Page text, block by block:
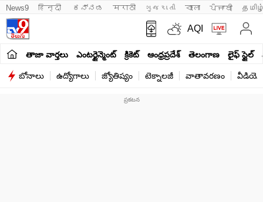
News9 हिन्दी ಕನ್ನಡ मराठी ગુજરાતી বাংলা ਪੰਜਾਬੀ
AQI
తాజా వార్తలు ఎంటర్టైన్మెంట్ క్రికెట్ ఆంధ్రప్రదేశ్ తెలంగాణ లైఫ్ స్టైల్
బోనాలు ఉద్యోగాలు జ్యోతిష్యం టెక్నాలజీ వాతావరణం